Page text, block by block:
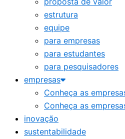
estrutura
equipe
para empresas
para estudantes
para pesquisadores
empresas
Conheça as
Conheça as
inovação
sustentabilidade